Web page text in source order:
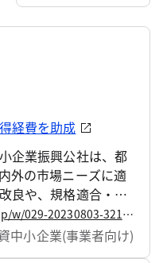
経費を助成
企業振興公社は、都
外の市場ニーズに適
良や、規格適合・認
助成します。 この
すので、お知らせし
https://www.my.metro.tokyo.lg.jp/w/029-20230803-3214327
中小企業(事業者向け)